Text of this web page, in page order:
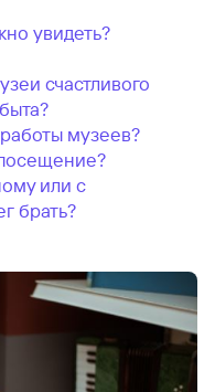
увидеть?
счастливого
музеев?
или с
брать?